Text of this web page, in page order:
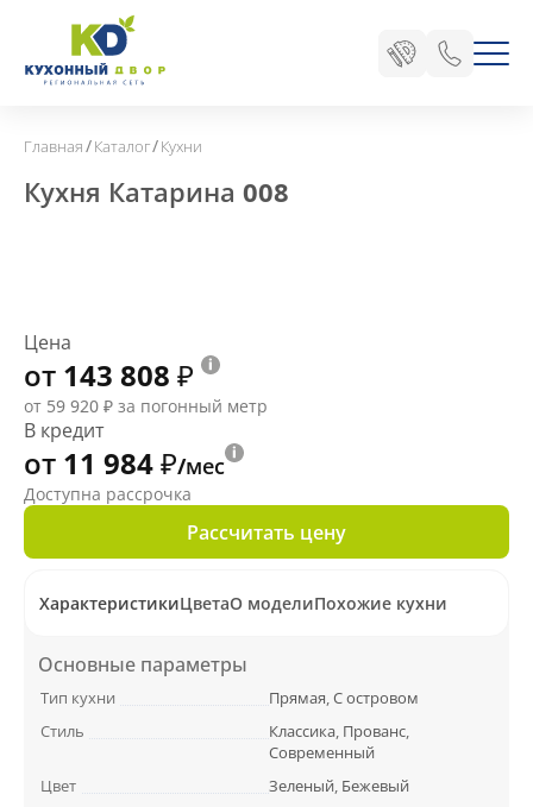
Главная/Каталог/Кухни
Кухня Катарина 008
Цена
от 143 808 ₽
от 59 920 ₽ за погонный метр
В кредит
от 11 984₽/мес
Доступна рассрочка
Рассчитать цену
ХарактеристикиЦветаО моделиПохожие кухни
Основные параметры
Тип кухни Прямая,С островом
Стиль
Классика, Прованс,
Современный
Цвет
Зеленый, Бежевый